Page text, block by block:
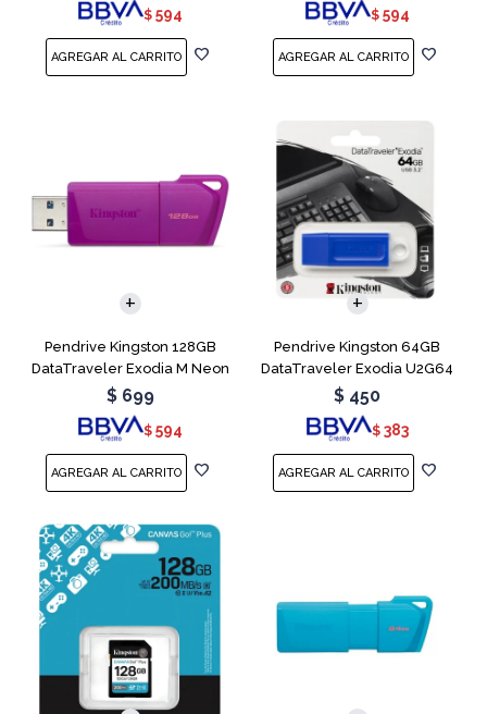
$ 594 $ 594
Pendrive Kingston 128GB
DataTraveler Exodia M Neon
Purple
$ 699
$ 594
Pendrive Kingston 64GB
DataTraveler Exodia U2G64
Blue
$ 450
$ 383